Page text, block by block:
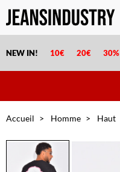
NEW IN! 10€ 20€ 30%
Accueil Homme Haut